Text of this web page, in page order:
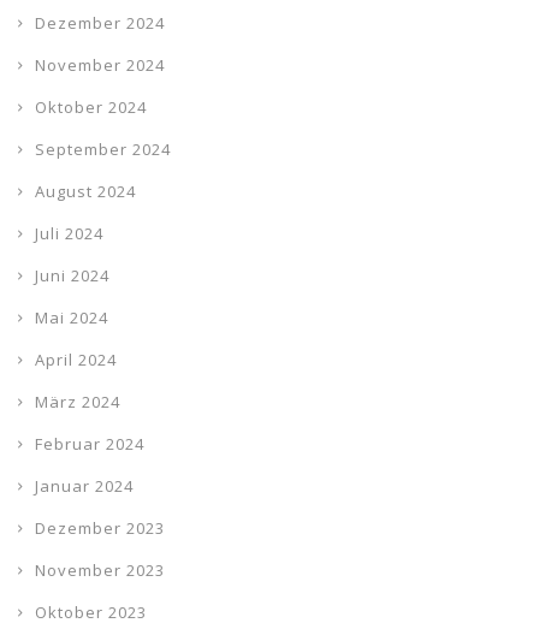
Dezember 2024
November 2024
Oktober 2024
September 2024
August 2024
Juli 2024
Juni 2024
Mai 2024
April 2024
März 2024
Februar 2024
Januar 2024
Dezember 2023
November 2023
Oktober 2023